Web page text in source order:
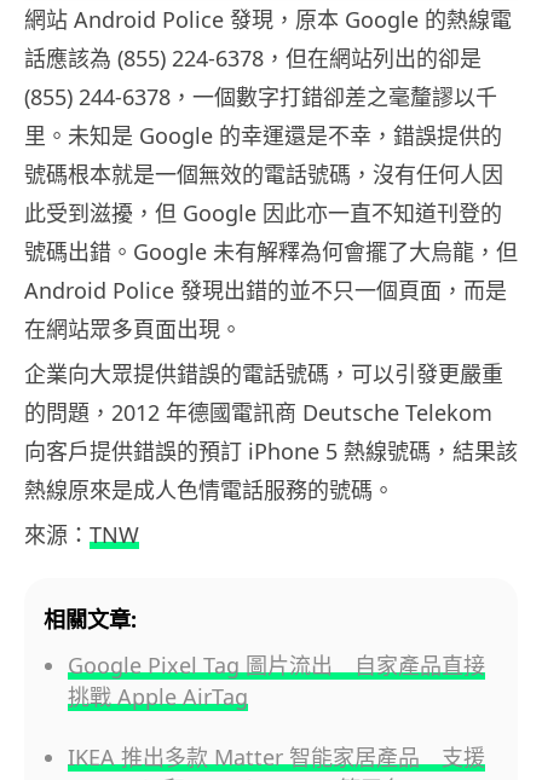
網站 Android Police 發現，原本 Google 的熱線電
話應該為 (855) 224-6378，但在網站列出的卻是
(855) 244-6378，一個數字打錯卻差之毫釐謬以千
里。未知是 Google 的幸運還是不幸，錯誤提供的
號碼根本就是一個無效的電話號碼，沒有任何人因
此受到滋擾，但 Google 因此亦一直不知道刊登的
號碼出錯。Google 未有解釋為何會擺了大烏龍，但
Android Police 發現出錯的並不只一個頁面，而是
在網站眾多頁面出現。
企業向大眾提供錯誤的電話號碼，可以引發更嚴重
的問題，2012 年德國電訊商 Deutsche Telekom
向客戶提供錯誤的預訂 iPhone 5 熱線號碼，結果該
熱線原來是成人色情電話服務的號碼。
來源： TNW
相關文章:
Google Pixel Tag 圖片流出 自家產品直接
挑戰 Apple AirTag
IKEA 推出多款 Matter 智能家居產品 支援